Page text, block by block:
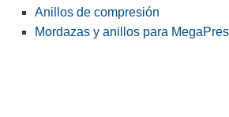
Anillos de compresión
Mordazas y anillos para